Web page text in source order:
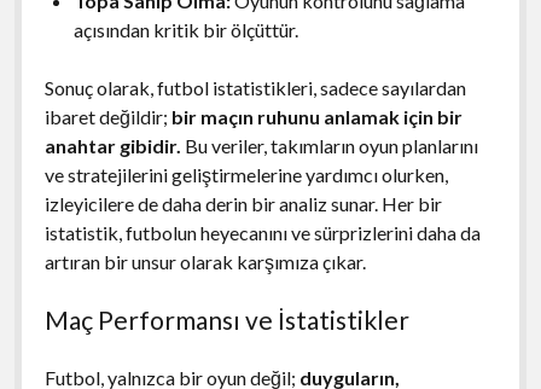
açısından kritik bir ölçüttür.
Sonuç olarak, futbol istatistikleri, sadece sayılardan
ibaret değildir; bir maçın ruhunu anlamak için bir
anahtar gibidir. Bu veriler, takımların oyun planlarını
ve stratejilerini geliştirmelerine yardımcı olurken,
izleyicilere de daha derin bir analiz sunar. Her bir
istatistik, futbolun heyecanını ve sürprizlerini daha da
artıran bir unsur olarak karşımıza çıkar.
Maç Performansı ve İstatistikler
Futbol, yalnızca bir oyun değil; duyguların,